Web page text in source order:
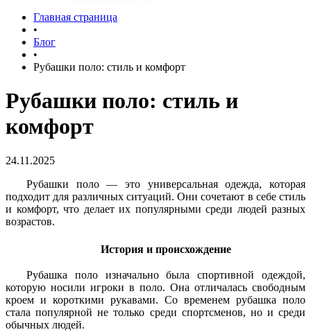
Главная страница
•
Блог
•
Рубашки поло: стиль и комфорт
Рубашки поло: стиль и
комфорт
24.11.2025
Рубашки поло — это универсальная одежда, которая
подходит для различных ситуаций. Они сочетают в себе стиль
и комфорт, что делает их популярными среди людей разных
возрастов.
История и происхождение
Рубашка поло изначально была спортивной одеждой,
которую носили игроки в поло. Она отличалась свободным
кроем и короткими рукавами. Со временем рубашка поло
стала популярной не только среди спортсменов, но и среди
обычных людей.